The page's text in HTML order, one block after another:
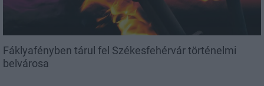
Fáklyafényben tárul fel Székesfehérvár történelmi
belvárosa